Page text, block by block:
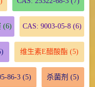
(6) CAS: 9003-05-8(6)
维生素E醋酸酯 (5)
86-3(5) 杀菌剂 (5)